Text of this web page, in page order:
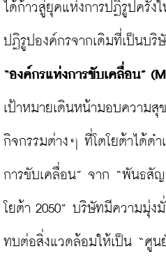
ได้ก้าวสู่ยุคแห่งการปฏิรูปครั้ง
“องค์กรแห่งการขับเคลื่อน”
เป้าหมายเดินหน้ามอบความ
กิจกรรมต่างๆ ที่โตโยต้าได้ด
การขับเคลื่อน” จาก “พันธสั
โยต้า 2050” บริษัทมีความมุ่ง
ทบต่อสิ่งแวดล้อมให้เป็น “ศูน